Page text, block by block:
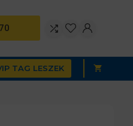
TAG LESZEK